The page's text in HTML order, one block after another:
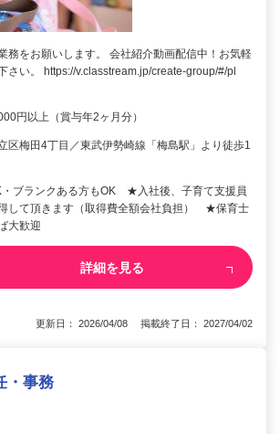
務をお願いします。 会社紹介動画配信中！お気軽
さい。 https://v.classtream.jp/create-group/#/pl
円以上（賞与年2ヶ月分）
区梅田4丁目／東武伊勢崎線「梅島駅」より徒歩1
・ブランクある方もOK ★入社後、子育て支援員
して頂きます（取得費全額会社負担） ★保育士
大歓迎
詳細を見る
更新日： 2026/04/08 掲載終了日： 2027/04/02
・事務